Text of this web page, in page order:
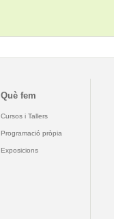
Què fem
Cursos i Tallers
Programació pròpia
Exposicions